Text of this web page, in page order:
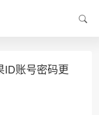
ID账号密码更